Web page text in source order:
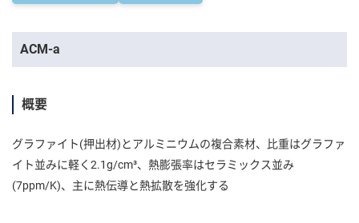
ACM-a
概要
グラファイト(押出材)とアルミニウムの複合素材、比重はグラファ
イト並みに軽く2.1g/cm³、熱膨張率はセラミックス並み
(7ppm/K)、主に熱伝導と熱拡散を強化する